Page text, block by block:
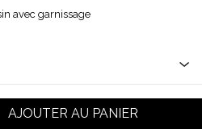
avec garnissage
AJOUTER AU PANIER